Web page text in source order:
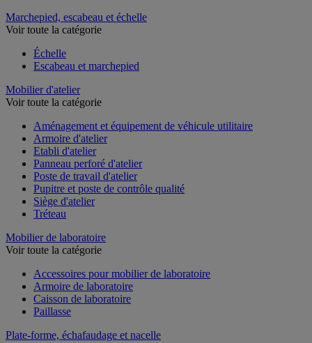
Marchepied, escabeau et échelle
Voir toute la catégorie
Échelle
Escabeau et marchepied
Mobilier d'atelier
Voir toute la catégorie
Aménagement et équipement de véhicule utilitaire
Armoire d'atelier
Etabli d'atelier
Panneau perforé d'atelier
Poste de travail d'atelier
Pupitre et poste de contrôle qualité
Siège d'atelier
Tréteau
Mobilier de laboratoire
Voir toute la catégorie
Accessoires pour mobilier de laboratoire
Armoire de laboratoire
Caisson de laboratoire
Paillasse
Plate-forme, échafaudage et nacelle